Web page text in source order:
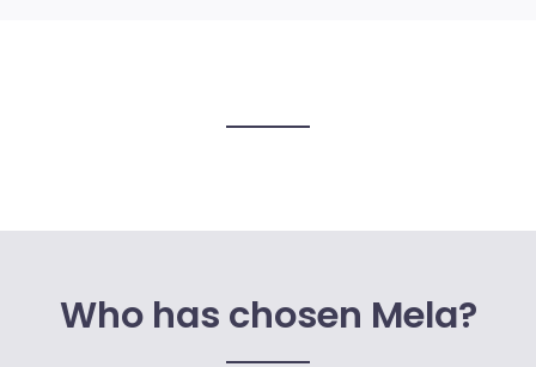
Who has chosen Mela?